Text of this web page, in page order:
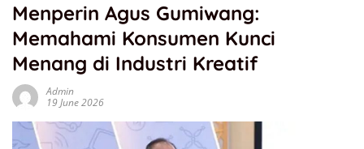
Menperin Agus Gumiwang:
Memahami Konsumen Kunci
Menang di Industri Kreatif
Admin
19 June 2026